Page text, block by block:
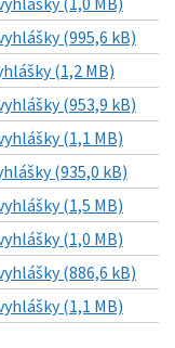
(995,6 kB)
(1,2 MB)
(953,9 kB)
(1,1 MB)
(935,0 kB)
(1,5 MB)
(1,0 MB)
(886,6 kB)
(1,1 MB)